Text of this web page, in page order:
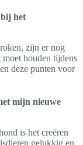
het
zijn er nog
houden tijdens
deze punten voor
mijn nieuwe
is het creëren
gelukkig en